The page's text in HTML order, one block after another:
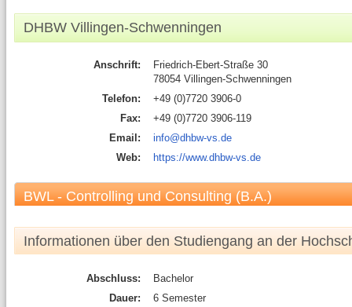
DHBW Villingen-Schwenningen
Anschrift:
Friedrich-Ebert-Straße 30
78054 Villingen-Schwenningen
Telefon:
+49 (0)7720 3906-0
Fax:
+49 (0)7720 3906-119
Email:
info@dhbw-vs.de
Web:
https://www.dhbw-vs.de
BWL - Controlling und Consulting (B.A.)
Informationen über den Studiengang an der
Abschluss:
Bachelor
Dauer:
6 Semester